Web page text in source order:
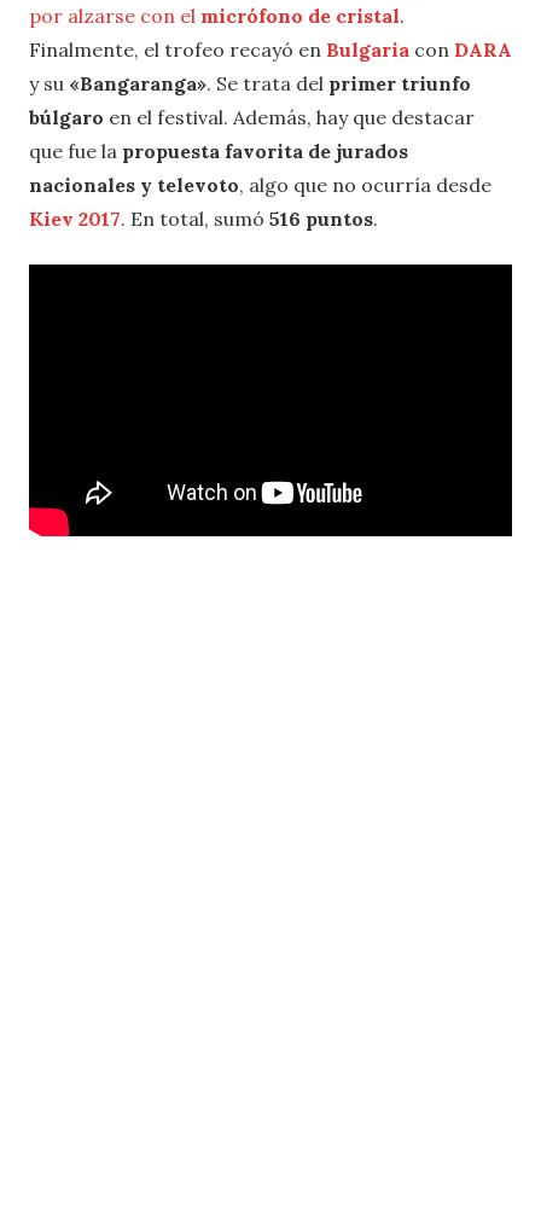
por alzarse con el micrófono de cristal.
Finalmente, el trofeo recayó en Bulgaria con DARA
y su «Bangaranga». Se trata del primer triunfo
búlgaro en el festival. Además, hay que destacar
que fue la propuesta favorita de jurados
nacionales y televoto, algo que no ocurría desde
Kiev 2017. En total, sumó 516 puntos.